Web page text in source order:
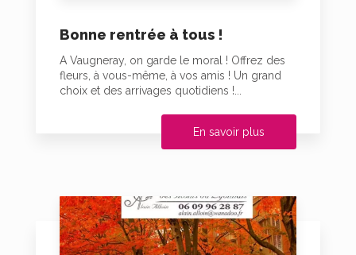
Bonne rentrée à tous !
A Vaugneray, on garde le moral ! Offrez des
fleurs, à vous-même, à vos amis ! Un grand
choix et des arrivages quotidiens !...
En savoir plus